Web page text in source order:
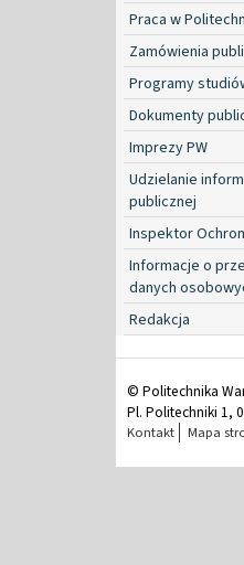
Praca w
Zamówienia
Programy
Dokumenty
Imprezy PW
Udzielanie
publicznej
Inspektor
Informacje o
danych
Redakcja
© Politechnika
Pl. Politechniki 1,
Kontakt Mapa